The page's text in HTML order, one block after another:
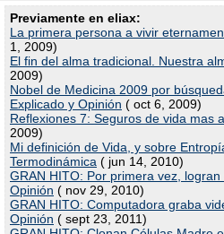
Previamente en eliax:
La primera persona a vivir
1, 2009)
El fin del alma tradicional. Nuestra
2009)
Nobel de Medicina 2009 por
Explicado y Opinión ( oct 6, 2009)
Reflexiones 7: Seguros de vida mas
2009)
Mi definición de Vida, y sobre
Termodinámica ( jun 14, 2010)
GRAN HITO: Por primera vez,
Opinión ( nov 29, 2010)
GRAN HITO: Computadora graba
Opinión ( sept 23, 2011)